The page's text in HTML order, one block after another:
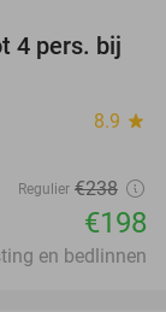
17%
4 pers. bij
8.9 star
Regulier €238
€198
en bedlinnen